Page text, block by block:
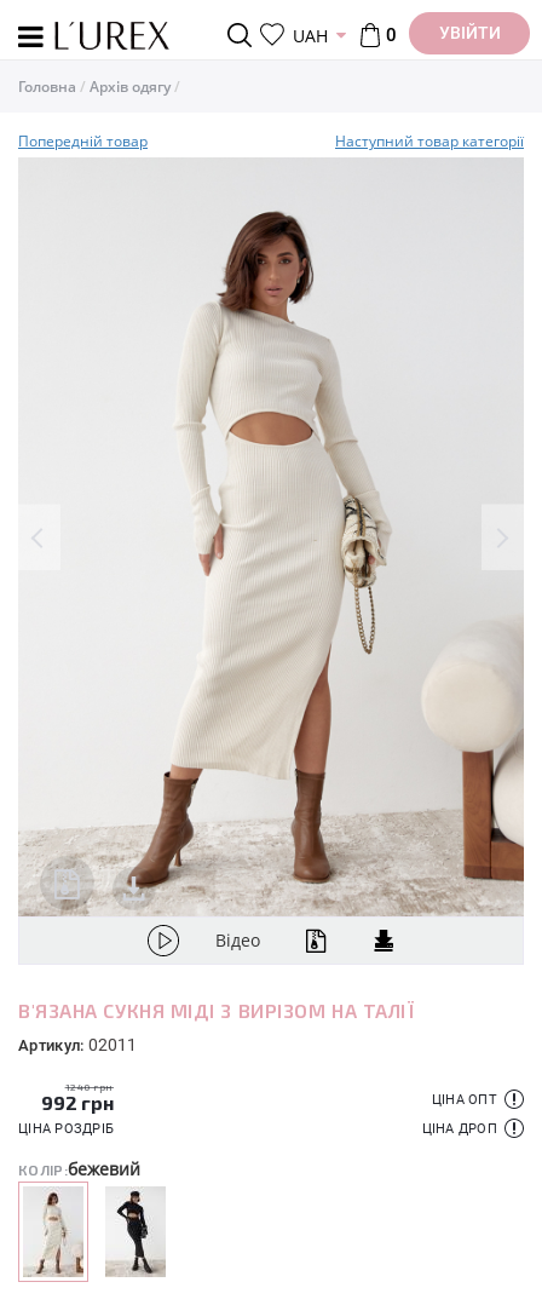
UAH 0 УВІЙТИ
Головна Архів одягу
Попередній товар Наступний товар категорії
Відео
В'ЯЗАНА СУКНЯ МІДІ З ВИРІЗОМ НА ТАЛІЇ
Артикул: 02011
1240 грн
992 грн
ЦІНА РОЗДРІБ
ЦІНА ОПТ
ЦІНА ДРОП
КОЛІР:бежевий